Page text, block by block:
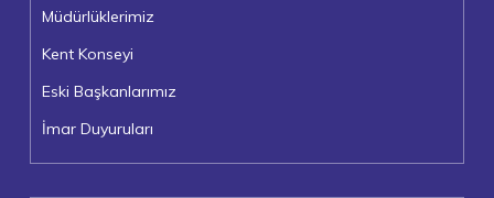
Müdürlüklerimiz
Kent Konseyi
Eski Başkanlarımız
İmar Duyuruları